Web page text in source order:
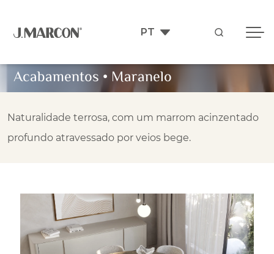
Acabamentos • Maranelo
Naturalidade terrosa, com um marrom acinzentado
profundo atravessado por veios bege.